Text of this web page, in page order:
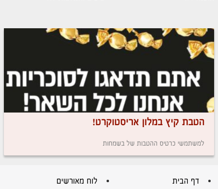
הטבת קיץ במלון אריסטוקרט!
למשתמשי כרטיס ההטבות של בשמחות
דף הבית לוח מאורשים